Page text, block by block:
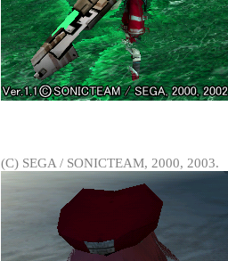
(C) SEGA / SONICTEAM, 2000, 2003.